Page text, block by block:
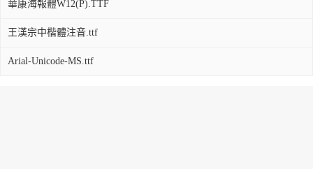
華康海報體W12(P).TTF
王漢宗中楷體注音.ttf
Arial-Unicode-MS.ttf